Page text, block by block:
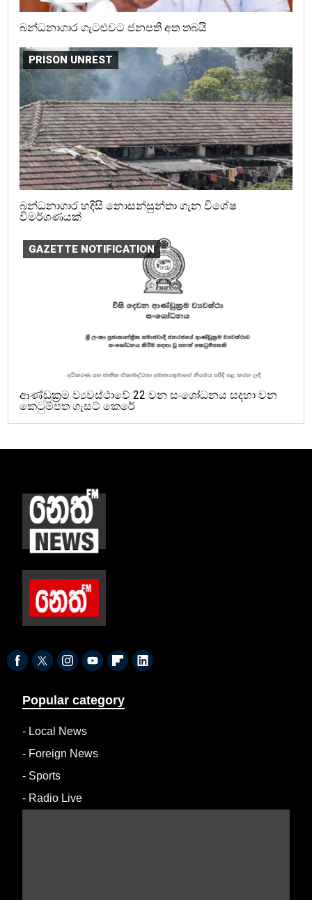
බන්ධනාගාර ගැටළුවට ජනපති අත තබයි
PRISON UNREST
බන්ධනාගාර හදිසි නොසන්සුන්තා ගැන විශේෂ
විමර්ශණයක්
GAZETTE NOTIFICATION
ආණ්ඩුක්‍රම ව්‍යවස්ථාවේ 22 වන සංශෝධනය සදහා වන
කෙටුම්පත ගැසට් කෙරේ
Popular category
- Local News
- Foreign News
- Sports
- Radio Live